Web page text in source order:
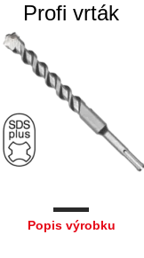
Profi vrták
Popis výrobku